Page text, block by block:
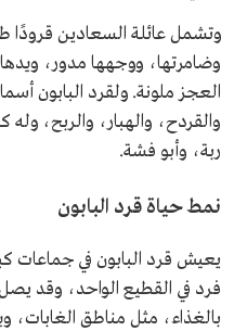
وتشمل عائلة السعادين قرودًا
وضامرتها، ووجهها مدور،
العجز ملونة. ولقرد البابون
والقردح، والهبار، والربح،
ربة، وأبو فشة.
نمط حياة قرد البابون
فرد في القطيع الواحد، وقد
بالغذاء، مثل مناطق الغابات،